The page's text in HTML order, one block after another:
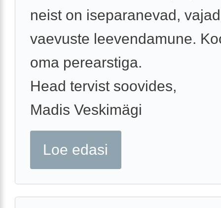
neist on iseparanevad,
vaevuste leevendamune.
oma perearstiga.
Head tervist soovides,
Madis Veskimägi
Loe edasi